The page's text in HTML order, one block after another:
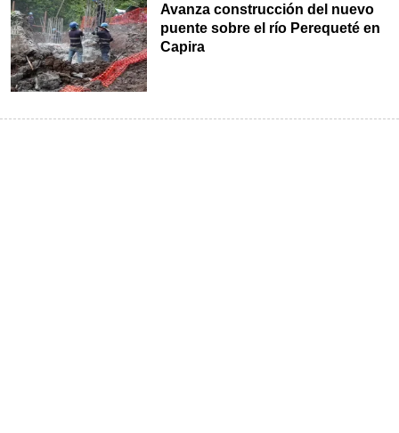
Avanza construcción del nuevo
puente sobre el río Perequeté en
Capira